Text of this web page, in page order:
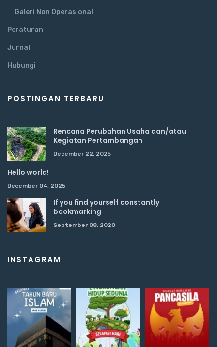
Galeri Non Operasional
Peraturan
Jurnal
Hubungi
POSTINGAN TERBARU
Rencana Perubahan Usaha dan/atau
Kegiatan Pertambangan
December 22, 2025
Hello world!
December 04, 2025
If you find yourself constantly
bookmarking
September 08, 2020
INSTAGRAM